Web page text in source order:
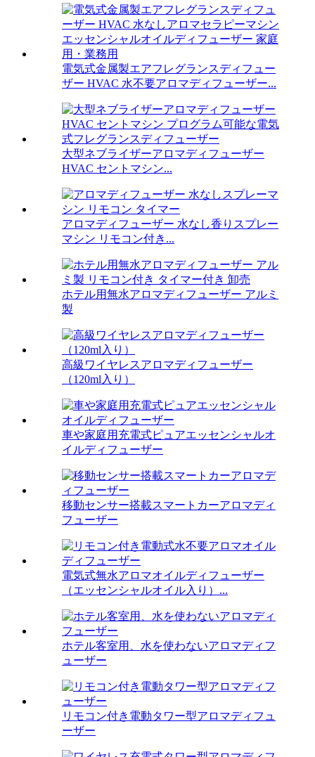
電気式金属製エアフレグランスディフュー
ザー HVAC 水不要アロマディフューザー...
大型ネブライザーアロマディフューザー
HVAC セントマシン...
アロマディフューザー 水なし香りスプレー
マシン リモコン付き...
ホテル用無水アロマディフューザー アルミ
製
高級ワイヤレスアロマディフューザー
（120ml入り）
車や家庭用充電式ピュアエッセンシャルオ
イルディフューザー
移動センサー搭載スマートカーアロマディ
フューザー
電気式無水アロマオイルディフューザー
（エッセンシャルオイル入り）...
ホテル客室用、水を使わないアロマディフ
ューザー
リモコン付き電動タワー型アロマディフュ
ーザー